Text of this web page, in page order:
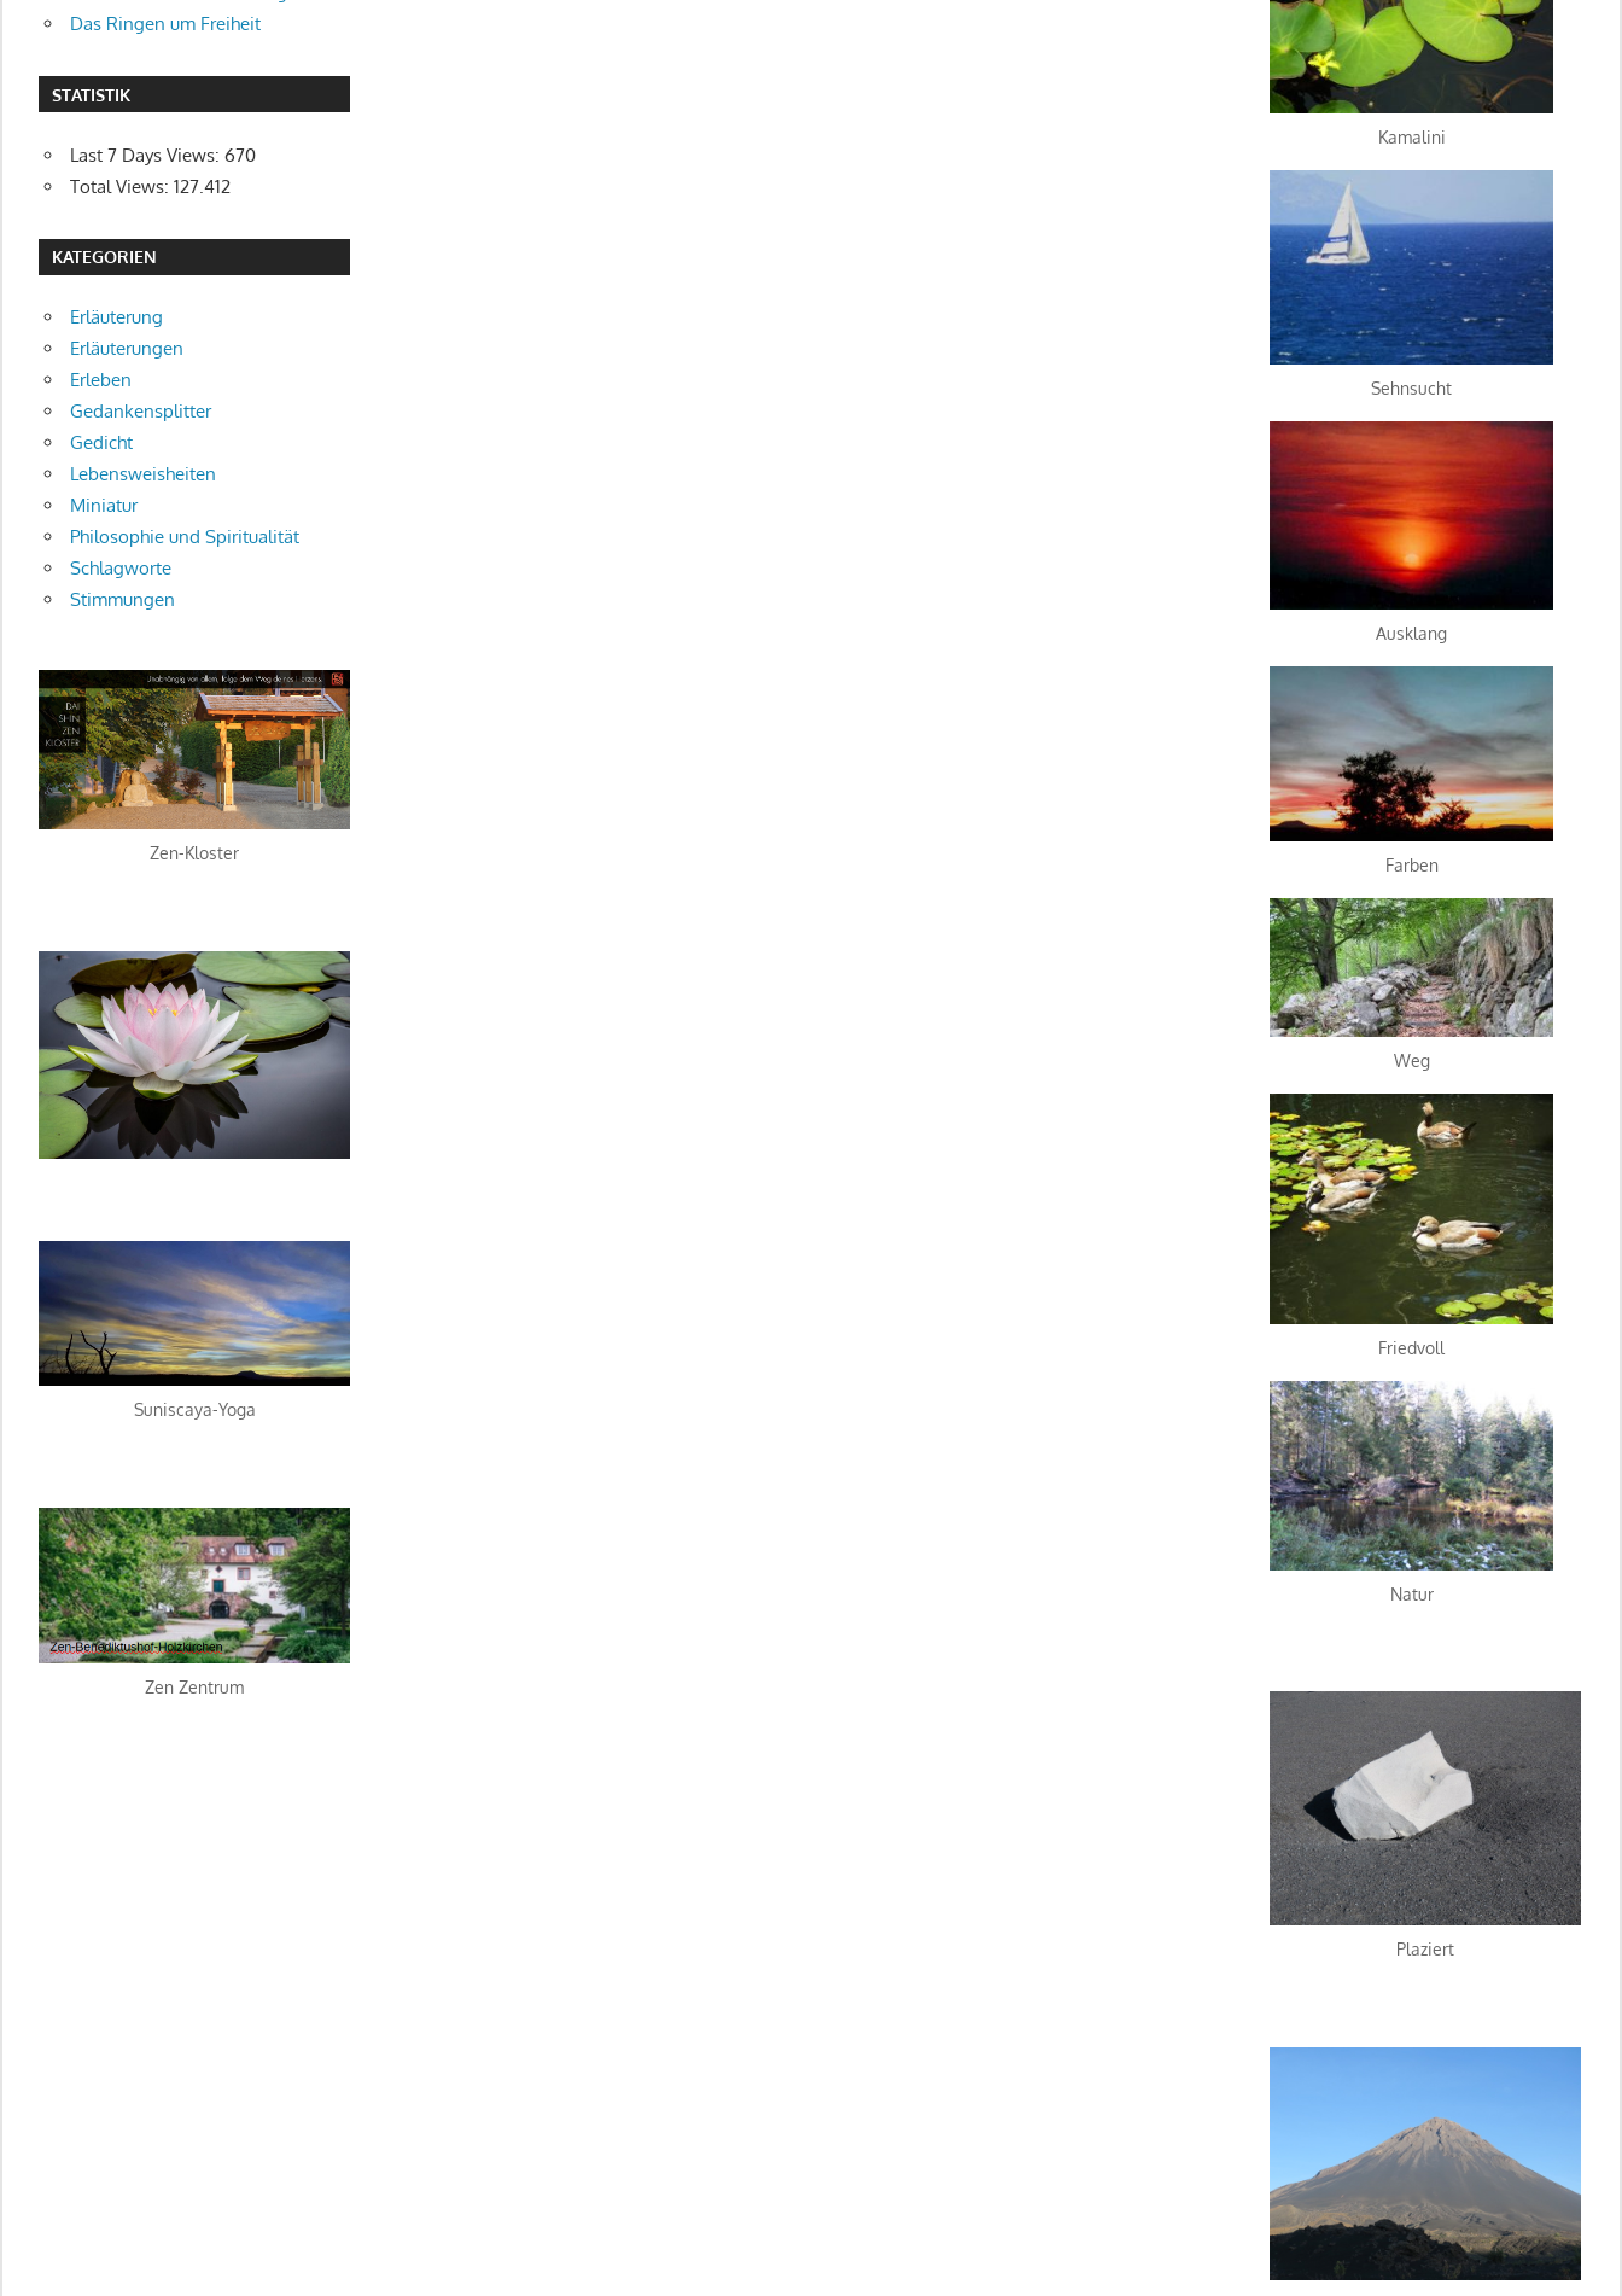
Das Ringen um Freiheit
STATISTIK
Last 7 Days Views: 670
Total Views: 127.412
KATEGORIEN
Erläuterung
Erläuterungen
Erleben
Gedankensplitter
Gedicht
Lebensweisheiten
Miniatur
Philosophie und Spiritualität
Schlagworte
Stimmungen
Zen-Kloster
Suniscaya-Yoga
Zen Zentrum
Kamalini
Sehnsucht
Ausklang
Farben
Weg
Friedvoll
Natur
Plaziert